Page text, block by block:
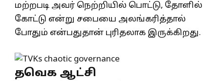
மற்றபடி அவர் நெற்றியில் பொட்டு, தோளில்
கோட்டு என்று சபையை அலங்கரித்தால்
போதும் என்பதுதான் புரிதலாக இருக்கிறது.
தவெக ஆட்சி